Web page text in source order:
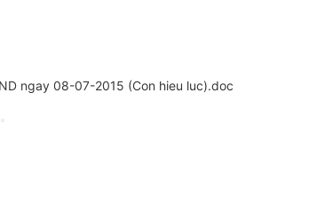
ngay 08-07-2015 (Con hieu luc).doc